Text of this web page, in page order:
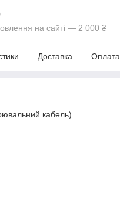
на сайті — 2 000 ₴
Доставка Оплата
кабель)